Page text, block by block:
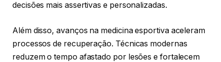
decisões mais assertivas e personalizadas.
Além disso, avanços na medicina esportiva aceleram
processos de recuperação. Técnicas modernas
reduzem o tempo afastado por lesões e fortalecem